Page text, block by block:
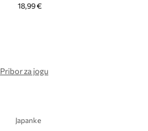
18,99 €
Pribor za jogu
Japanke